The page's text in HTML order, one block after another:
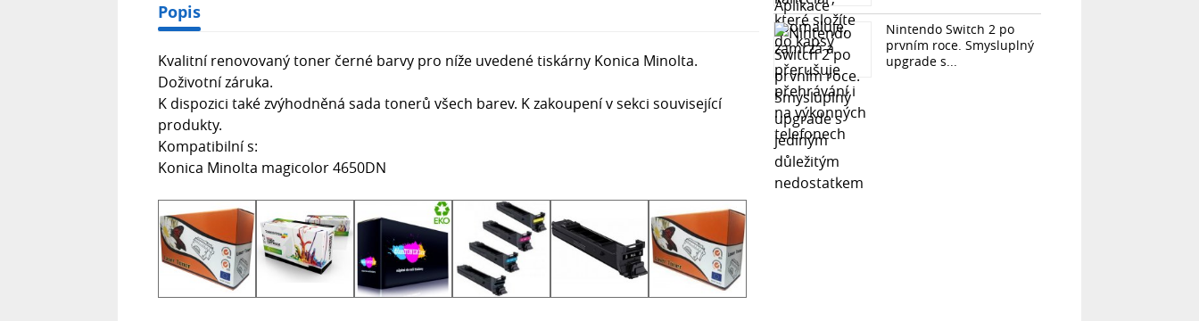
Popis
Kvalitní renovovaný toner černé barvy pro níže uvedené tiskárny Konica Minolta.
Doživotní záruka.
K dispozici také zvýhodněná sada tonerů všech barev. K zakoupení v sekci související
produkty.
Kompatibilní s:
Konica Minolta magicolor 4650DN
Nintendo Switch 2 po
prvním roce. Smysluplný
upgrade s...